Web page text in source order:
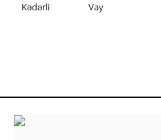
Kədərli Vay